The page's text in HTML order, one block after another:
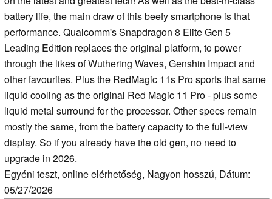
battery life, the main draw of this beefy smartphone is that
performance. Qualcomm's Snapdragon 8 Elite Gen 5
Leading Edition replaces the original platform, to power
through the likes of Wuthering Waves, Genshin Impact and
other favourites. Plus the RedMagic 11s Pro sports that same
liquid cooling as the original Red Magic 11 Pro - plus some
liquid metal surround for the processor. Other specs remain
mostly the same, from the battery capacity to the full-view
display. So if you already have the old gen, no need to
upgrade in 2026.
Egyéni teszt, online elérhetőség, Nagyon hosszú, Dátum:
05/27/2026